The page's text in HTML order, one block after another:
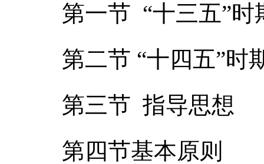
第一节 “十三五”时
第二节 “十四五”时
第三节 指导思想
第四节基本原则